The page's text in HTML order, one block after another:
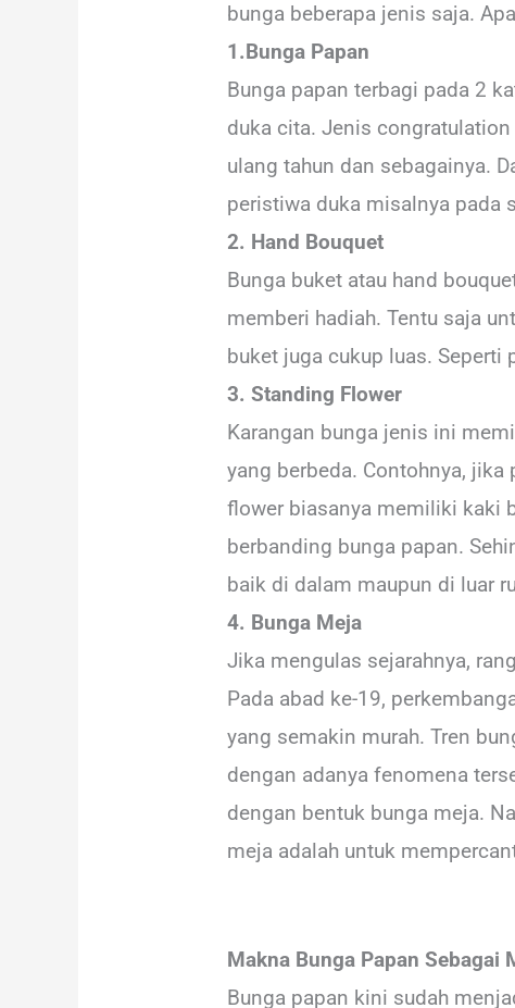
bunga beberapa jenis saja.
1.Bunga Papan
Bunga papan terbagi pada 2
duka cita. Jenis
ulang tahun dan sebagainya.
peristiwa duka misalnya pada
2. Hand Bouquet
Bunga buket atau hand
memberi hadiah. Tentu saja
buket juga cukup luas. Seperti
3. Standing Flower
Karangan bunga jenis ini
yang berbeda. Contohnya,
flower biasanya memiliki kaki
berbanding bunga papan.
baik di dalam maupun di luar
4. Bunga Meja
Jika mengulas sejarahnya,
Pada abad ke-19,
yang semakin murah. Tren
dengan adanya fenomena
dengan bentuk bunga meja.
meja adalah untuk
Makna Bunga Papan Sebagai
Bunga papan kini sudah